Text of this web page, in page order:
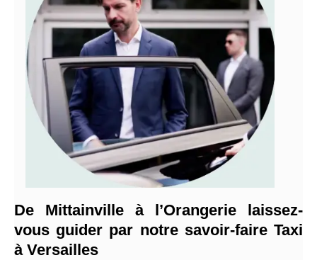
De Mittainville à l’Orangerie laissez-
vous guider par notre savoir-faire Taxi
à Versailles